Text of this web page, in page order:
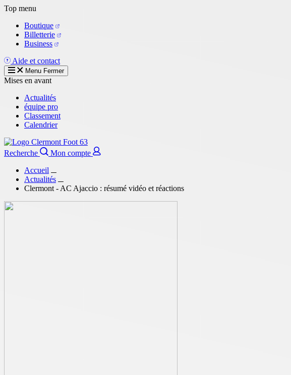
Aller
contenu
principal
Top menu
Boutique
Billetterie
Business
Aide et contact
Menu Fermer
Mises en avant
Actualités
équipe pro
Classement
Calendrier
Recherche
Mon compte
Accueil
Actualités
Clermont - AC Ajaccio : résumé vidéo et réactions